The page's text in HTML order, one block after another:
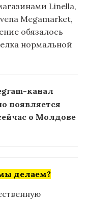
Linella,
Megamarket,
обязалось
нормальной
канал
появляется
о Молдове
делаем?